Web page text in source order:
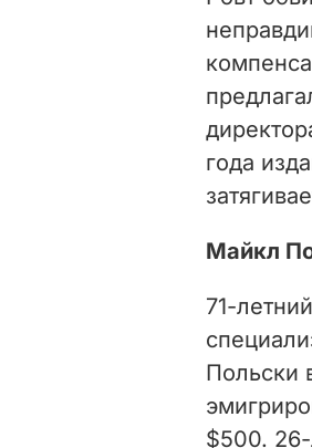
года
Майкл
71-
Польски
$500. 26-